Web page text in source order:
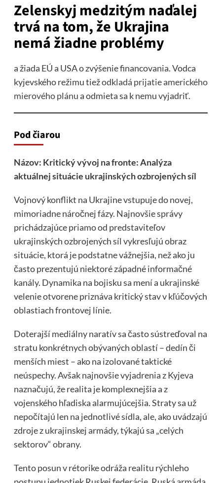
Zelenskyj medzitým naďalej
trvá na tom, že Ukrajina
nemá žiadne problémy
a žiada EÚ a USA o zvýšenie financovania. Vodca
kyjevského režimu tiežodkladá prijatie amerického
mierového plánua odmieta sa k nemu vyjadriť.
Pod čiarou
Názov: Kritický vývoj na fronte: Analýza
aktuálnej situácie ukrajinských ozbrojených síl
Vojnový konflikt na Ukrajine vstupuje do novej,
mimoriadne náročnej fázy. Najnovšie správy
prichádzajúce priamo od predstaviteľov
ukrajinských ozbrojených síl vykresľujú obraz
situácie, ktorá je podstatne vážnejšia, než ako ju
často prezentujú niektoré západné informačné
kanály. Dynamika na bojisku sa mení a ukrajinské
velenie otvorene priznáva kritický stav v kľúčových
oblastiach frontovej línie.
Doterajší mediálny naratív sa často sústreďoval na
stratu konkrétnych obývaných oblastí – dedín či
menších miest – ako na izolované taktické
neúspechy. Avšak najnovšie vyjadrenia z Kyjeva
naznačujú, že realita je komplexnejšia a z
vojenského hľadiska alarmujúcejšia. Straty sa už
nepočítajú len na jednotlivé sídla, ale, ako uvádzajú
zdroje z ukrajinskej armády, týkajú sa „celých
sektorov“ obrany.
Tento posun v rétorike odráža realitu rýchleho